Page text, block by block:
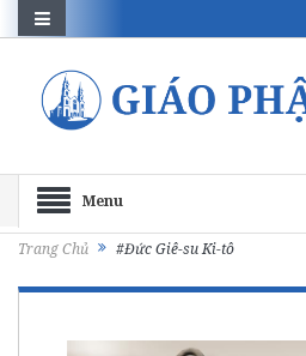
Menu
Trang Chủ #Đức Giê-su Ki-tô